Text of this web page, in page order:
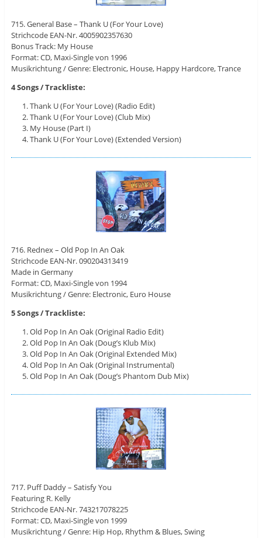
715. General Base – Thank U (For Your Love)
Strichcode EAN-Nr. 4005902357630
Bonus Track: My House
Format: CD, Maxi-Single von 1996
Musikrichtung / Genre: Electronic, House, Happy Hardcore, Trance
4 Songs / Trackliste:
Thank U (For Your Love) (Radio Edit)
Thank U (For Your Love) (Club Mix)
My House (Part I)
Thank U (For Your Love) (Extended Version)
716. Rednex – Old Pop In An Oak
Strichcode EAN-Nr. 090204313419
Made in Germany
Format: CD, Maxi-Single von 1994
Musikrichtung / Genre: Electronic, Euro House
5 Songs / Trackliste:
Old Pop In An Oak (Original Radio Edit)
Old Pop In An Oak (Doug’s Klub Mix)
Old Pop In An Oak (Original Extended Mix)
Old Pop In An Oak (Original Instrumental)
Old Pop In An Oak (Doug’s Phantom Dub Mix)
717. Puff Daddy – Satisfy You
Featuring R. Kelly
Strichcode EAN-Nr. 743217078225
Format: CD, Maxi-Single von 1999
Musikrichtung / Genre: Hip Hop, Rhythm & Blues, Swing